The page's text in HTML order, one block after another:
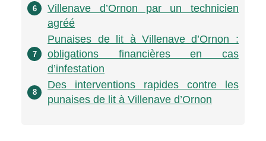
6
Villenave d’Ornon par un technicien
agréé
7
Punaises de lit à Villenave d’Ornon :
obligations financières en cas
d’infestation
8
Des interventions rapides contre les
punaises de lit à Villenave d’Ornon